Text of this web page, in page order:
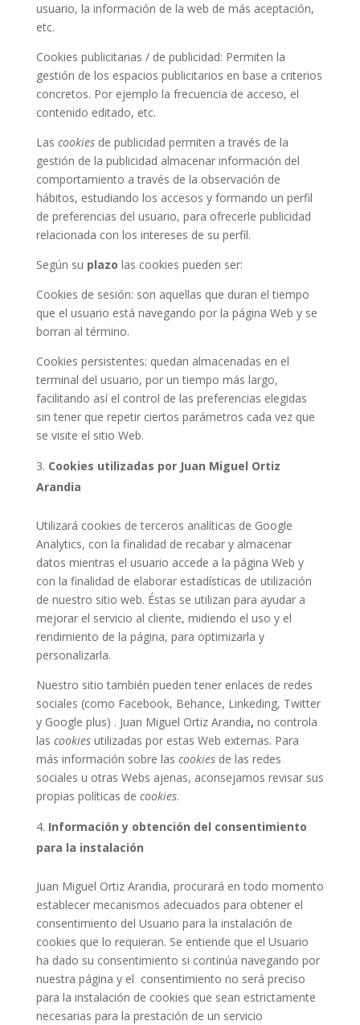
usuario, la información de la web de más aceptación,
etc.
Cookies publicitarias / de publicidad: Permiten la
gestión de los espacios publicitarios en base a criterios
concretos. Por ejemplo la frecuencia de acceso, el
contenido editado, etc.
Las cookiesde publicidad permiten a través de la
gestión de la publicidad almacenar información del
comportamiento a través de la observación de
hábitos, estudiando los accesos y formando un perfil
de preferencias del usuario, para ofrecerle publicidad
relacionada con los intereses de su perfil.
Según su plazo las cookies pueden ser:
Cookies de sesión: son aquellas que duran el tiempo
que el usuario está navegando por la página Web y se
borran al término.
Cookies persistentes: quedan almacenadas en el
terminal del usuario, por un tiempo más largo,
facilitando así el control de las preferencias elegidas
sin tener que repetir ciertos parámetros cada vez que
se visite el sitio Web.
Cookies utilizadas por Juan Miguel Ortiz
Arandia
Utilizará cookies de terceros analíticas de Google
Analytics, con la finalidad de recabar y almacenar
datos mientras el usuario accede a la página Web y
con la finalidad de elaborar estadísticas de utilización
de nuestro sitio web. Éstas se utilizan para ayudar a
mejorar el servicio al cliente, midiendo el uso y el
rendimiento de la página, para optimizarla y
personalizarla.
Nuestro sitio también pueden tener enlaces de redes
sociales (como Facebook, Behance, Linkeding, Twitter
y Google plus) . Juan Miguel Ortiz Arandia, no controla
las cookiesutilizadas por estas Web externas. Para
más información sobre las cookiesde las redes
sociales u otras Webs ajenas, aconsejamos revisar sus
propias políticas de cookies.
Información y obtención del consentimiento
para la instalación
Juan Miguel Ortiz Arandia, procurará en todo momento
establecer mecanismos adecuados para obtener el
consentimiento del Usuario para la instalación de
cookies que lo requieran. Se entiende que el Usuario
ha dado su consentimiento si continúa navegando por
nuestra página y el consentimiento no será preciso
para la instalación de cookies que sean estrictamente
necesarias para la prestación de un servicio